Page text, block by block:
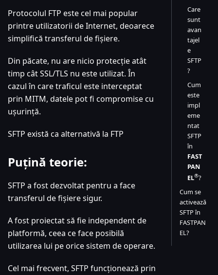
Protocolul FTP este cel mai popular
printre utilizatorii de Internet, deoarece
simplifică transferul de fișiere.
Din păcate, nu are nicio protecție atât
timp cât SSL/TLS nu este utilizat. În
cazul în care traficul este interceptat
prin MITM, datele pot fi compromise cu
ușurință.
SFTP există ca alternativă la FTP
Puțină teorie:
SFTP a fost dezvoltat pentru a face
transferul de fișiere sigur.
A fost proiectat să fie independent de
platformă, ceea ce face posibilă
utilizarea lui pe orice sistem de operare.
Cel mai frecvent, SFTP funcționează prin
Care
sunt
avan
tajel
e
SFTP
?
Cum
este
impl
eme
ntat
SFTP
în
FAST
PAN
EL®?
Cum se
activează
SFTP în
FASTPAN
EL?